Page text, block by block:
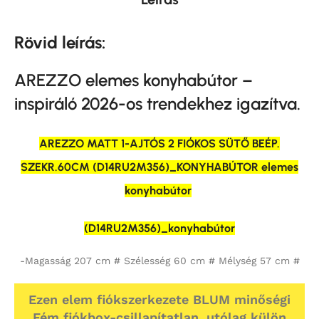
Rövid leírás:
AREZZO elemes konyhabútor –
inspiráló 2026-os trendekhez igazítva.
AREZZO MATT 1-AJTÓS 2 FIÓKOS SÜTŐ BEÉP.
SZEKR.60CM (D14RU2M356)_KONYHABÚTOR elemes
konyhabútor
(D14RU2M356)_konyhabútor
-Magasság 207 cm # Szélesség 60 cm # Mélység 57 cm #
Ezen elem fiókszerkezete BLUM minőségi